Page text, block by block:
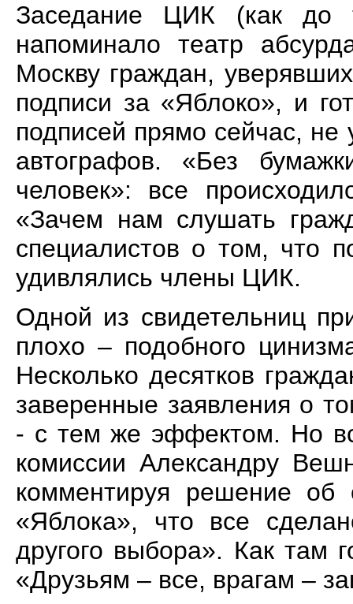
Заседание ЦИК (как до
напоминало театр
Москву граждан,
подписи за «Яблоко», и
подписей прямо сейчас, не
автографов. «Без
человек»: все
«Зачем нам слушать
специалистов о том, что
удивлялись члены ЦИК.
Одной из свидетельниц
плохо – подобного
Несколько десятков
заверенные заявления о
- с тем же эффектом. Но
комиссии Александру
комментируя решение об
«Яблока», что все
другого выбора». Как там
«Друзьям – все, врагам –